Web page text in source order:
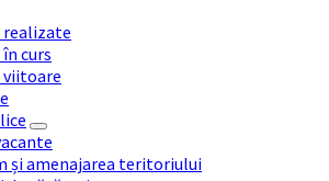
curs
și amenajarea teritoriului